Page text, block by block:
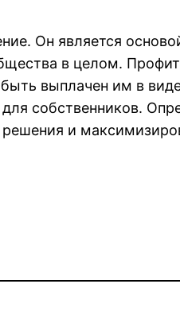
Он является
в целом.
выплачен им в
собственников.
и